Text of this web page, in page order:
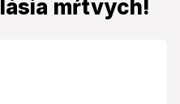
mŕtvych!